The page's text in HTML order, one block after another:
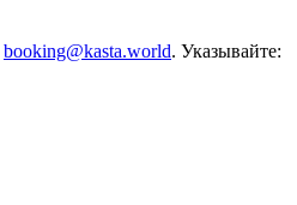
booking@kasta.world. Указывайте: